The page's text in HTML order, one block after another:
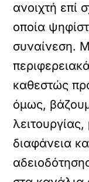
ανοιχτή επί
οποία
συναίνεση.
καθεστώς
όμως,
διαφάνεια